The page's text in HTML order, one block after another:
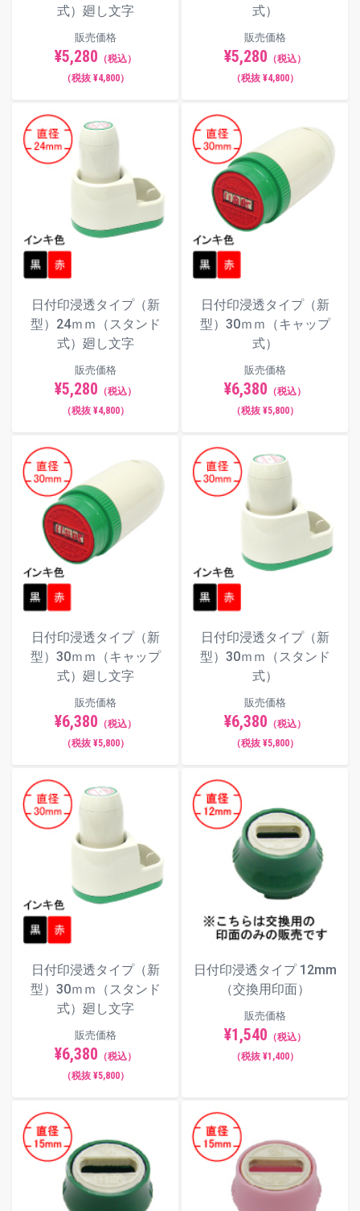
式）廻し文字
販売価格
¥5,280 （税込）
（税抜 ¥4,800）
式）
販売価格
¥5,280 （税込）
（税抜 ¥4,800）
日付印浸透タイプ（新
型）24ｍｍ（スタンド
式）廻し文字
販売価格
¥5,280 （税込）
（税抜 ¥4,800）
日付印浸透タイプ（新
型）30ｍｍ（キャップ
式）
販売価格
¥6,380 （税込）
（税抜 ¥5,800）
日付印浸透タイプ（新
型）30ｍｍ（キャップ
式）廻し文字
販売価格
¥6,380 （税込）
（税抜 ¥5,800）
日付印浸透タイプ（新
型）30ｍｍ（スタンド
式）
販売価格
¥6,380 （税込）
（税抜 ¥5,800）
日付印浸透タイプ（新
型）30ｍｍ（スタンド
式）廻し文字
販売価格
¥6,380 （税込）
（税抜 ¥5,800）
日付印浸透タイプ 12mm
（交換用印面）
販売価格
¥1,540 （税込）
（税抜 ¥1,400）